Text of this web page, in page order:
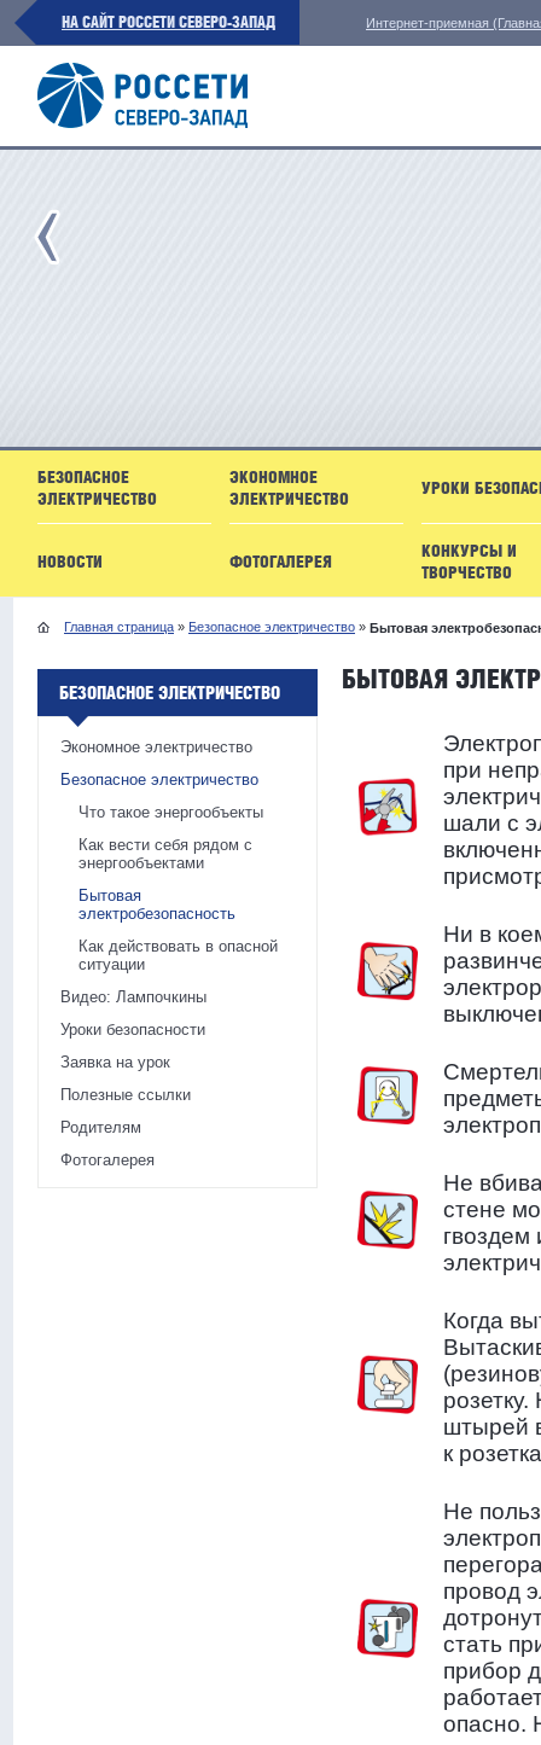
НА САЙТ РОССЕТИ СЕВЕРО-ЗАПАД Интернет-приемная
БЕЗОПАСНОЕ
ЭЛЕКТРИЧЕСТВО
ЭКОНОМНОЕ
ЭЛЕКТРИЧЕСТВО
УРОКИ
НОВОСТИ ФОТОГАЛЕРЕЯ
КОНКУРСЫ И
ТВОРЧЕСТВО
Главная страница » Безопасное электричество » Бытовая
БЕЗОПАСНОЕ ЭЛЕКТРИЧЕСТВО
Экономное электричество
Безопасное электричество
Что такое энергообъекты
Как вести себя рядом с
энергообъектами
Бытовая
электробезопасность
Как действовать в опасной
ситуации
Видео: Лампочкины
Уроки безопасности
Заявка на урок
Полезные ссылки
Родителям
Фотогалерея
БЫТОВАЯ
при
шали с
Ни в
Не
стене
гвоздем
Когда
штырей
к
Не
провод
стать
прибор
опасно.